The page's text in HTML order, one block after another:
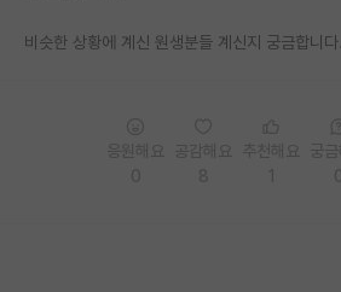
비슷한 상황에 계신 원생분들 계신지 궁금합니다.